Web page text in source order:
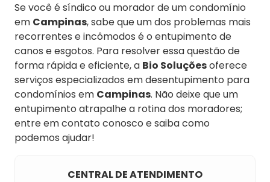
Se você é síndico ou morador de um condomínio
em Campinas, sabe que um dos problemas mais
recorrentes e incômodos é o entupimento de
canos e esgotos. Para resolver essa questão de
forma rápida e eficiente, a Bio Soluçõesoferece
serviços especializados em desentupimento para
condomínios em Campinas. Não deixe que um
entupimento atrapalhe a rotina dos moradores;
entre em contato conosco e saiba como
podemos ajudar!
CENTRAL DE ATENDIMENTO